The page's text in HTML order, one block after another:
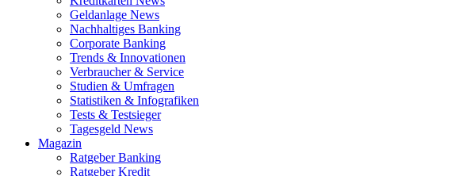
Geldanlage News
Nachhaltiges Banking
Corporate Banking
Trends & Innovationen
Verbraucher & Service
Studien & Umfragen
Statistiken & Infografiken
Tests & Testsieger
Tagesgeld News
Magazin
Ratgeber Banking
Ratgeber Kredit